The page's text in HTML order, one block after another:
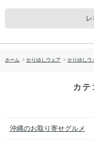
ホーム > かりゆしウェア > かりゆしウ
カテ
沖縄のお取り寄せグルメ